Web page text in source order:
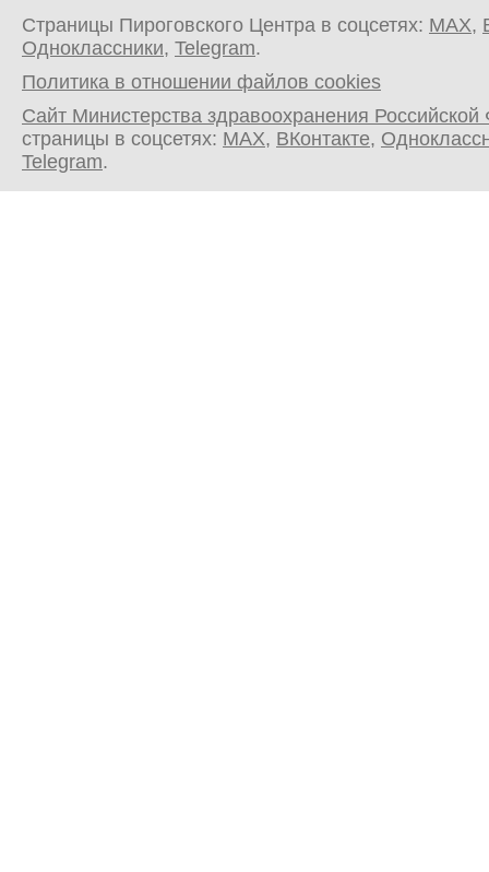
Страницы Пироговского Центра в соцсетях: MAX,
Одноклассники, Telegram.
Политика в отношении файлов cookies
Сайт Министерства здравоохранения
страницы в соцсетях: MAX, ВКонтакте,
Telegram.